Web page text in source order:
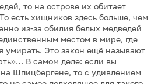
то на острове их обитает
есть хищников здесь больше, чем
из-за обилия белых медведей
местом в мире, где
умирать. Это закон ещё называют
В самом деле: если вы
на Шпицбергене, то с удивлением